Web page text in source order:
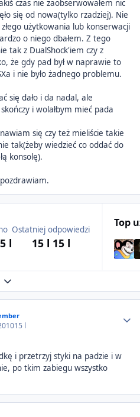
czas nie zaobserwowałem nic
się od nowa(tylko rzadziej). Nie
użytkowania lub konserwacji
o niego dbałem. Z tego
tak z DualShock'iem czy z
że gdy pad był w naprawie to
i nie było żadnego problemu.
się dało i da nadal, ale
i wolałbym mieć pada
się czy też mieliście takie
tak(żeby wiedzieć co oddać do
konsolę).
l
Ostatniej odpowiedzi
15 l 15 l
Top
Expand topic overview
15 l
i przetrzyj styki na padzie i w
po tkim zabiegu wszystko